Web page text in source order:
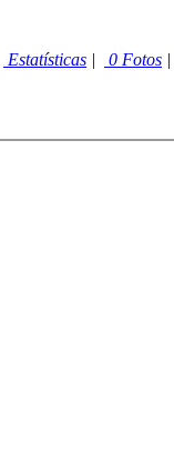
Estatísticas | 0 Fotos